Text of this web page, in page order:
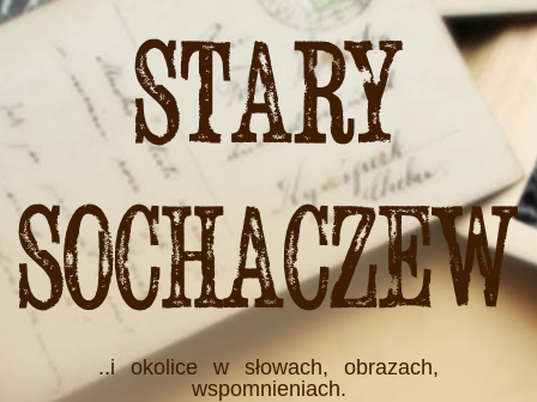
Stary
Sochaczew
..i okolice w słowach, obrazach,
wspomnieniach.